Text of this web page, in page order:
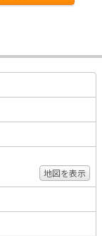
地図を表示